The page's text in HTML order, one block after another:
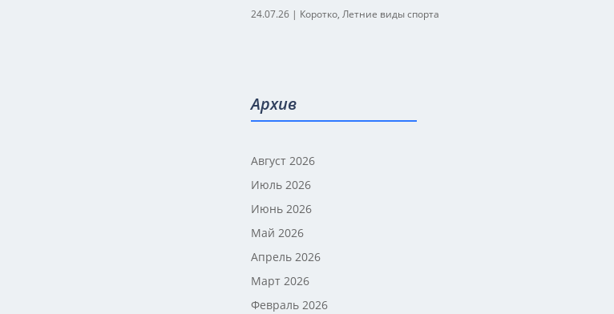
24.07.26| Коротко, Летние виды спорта
Архив
Август 2026
Июль 2026
Июнь 2026
Май 2026
Апрель 2026
Март 2026
Февраль 2026